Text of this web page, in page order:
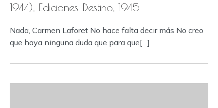
1944), Ediciones Destino, 1945
Nada, Carmen Laforet No hace falta decir más No creo
que haya ninguna duda que para que[…]